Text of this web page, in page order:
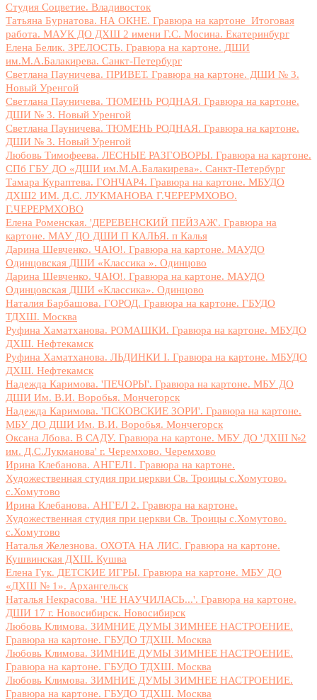
Студия Соцветие. Владивосток
Татьяна Бурнатова. НА ОКНЕ. Гравюра на картоне_Итоговая
работа. МАУК ДО ДХШ 2 имени Г.С. Мосина. Екатеринбург
Елена Белик. ЗРЕЛОСТЬ. Гравюра на картоне. ДШИ
им.М.А.Балакирева. Санкт-Петербург
Светлана Пауничева. ПРИВЕТ. Гравюра на картоне. ДШИ № 3.
Новый Уренгой
Светлана Пауничева. ТЮМЕНЬ РОДНАЯ. Гравюра на картоне.
ДШИ № 3. Новый Уренгой
Светлана Пауничева. ТЮМЕНЬ РОДНАЯ. Гравюра на картоне.
ДШИ № 3. Новый Уренгой
Любовь Тимофеева. ЛЕСНЫЕ РАЗГОВОРЫ. Гравюра на картоне.
СПб ГБУ ДО «ДШИ им.М.А.Балакирева». Санкт-Петербург
Тамара Кураптева. ГОНЧАР4. Гравюра на картоне. МБУДО
ДХШ2 ИМ. Д.С. ЛУКМАНОВА Г.ЧЕРЕРМХОВО.
Г.ЧЕРЕРМХОВО
Елена Роменская. 'ДЕРЕВЕНСКИЙ ПЕЙЗАЖ'. Гравюра на
картоне. МАУ ДО ДШИ П КАЛЬЯ. п Калья
Дарина Шевченко. ЧАЮ!. Гравюра на картоне. МАУДО
Одинцовская ДШИ «Классика ». Одинцово
Дарина Шевченко. ЧАЮ!. Гравюра на картоне. МАУДО
Одинцовская ДШИ «Классика». Одинцово
Наталия Барбашова. ГОРОД. Гравюра на картоне. ГБУДО
ТДХШ. Москва
Руфина Хаматханова. РОМАШКИ. Гравюра на картоне. МБУДО
ДХШ. Нефтекамск
Руфина Хаматханова. ЛЬДИНКИ I. Гравюра на картоне. МБУДО
ДХШ. Нефтекамск
Надежда Каримова. 'ПЕЧОРЫ'. Гравюра на картоне. МБУ ДО
ДШИ Им. В.И. Воробья. Мончегорск
Надежда Каримова. 'ПСКОВСКИЕ ЗОРИ'. Гравюра на картоне.
МБУ ДО ДШИ Им. В.И. Воробья. Мончегорск
Оксана Лбова. В САДУ. Гравюра на картоне. МБУ ДО 'ДХШ №2
им. Д.С.Лукманова' г. Черемхово. Черемхово
Ирина Клебанова. АНГЕЛ1. Гравюра на картоне.
Художественная студия при церкви Св. Троицы с.Хомутово.
с.Хомутово
Ирина Клебанова. АНГЕЛ 2. Гравюра на картоне.
Художественная студия при церкви Св. Троицы с.Хомутово.
с.Хомутово
Наталья Железнова. ОХОТА НА ЛИС. Гравюра на картоне.
Кушвинская ДХШ. Кушва
Елена Гук. ДЕТСКИЕ ИГРЫ. Гравюра на картоне. МБУ ДО
«ДХШ № 1». Архангельск
Наталья Некрасова. 'НЕ НАУЧИЛАСЬ...'. Гравюра на картоне.
ДШИ 17 г. Новосибирск. Новосибирск
Любовь Климова. ЗИМНИЕ ДУМЫ ЗИМНЕЕ НАСТРОЕНИЕ.
Гравюра на картоне. ГБУДО ТДХШ. Москва
Любовь Климова. ЗИМНИЕ ДУМЫ ЗИМНЕЕ НАСТРОЕНИЕ.
Гравюра на картоне. ГБУДО ТДХШ. Москва
Любовь Климова. ЗИМНИЕ ДУМЫ ЗИМНЕЕ НАСТРОЕНИЕ.
Гравюра на картоне. ГБУДО ТДХШ. Москва